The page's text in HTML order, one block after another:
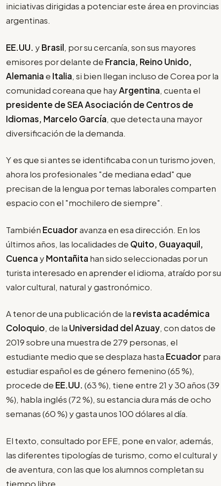
iniciativas dirigidas a potenciar este área en provincias
argentinas.
EE.UU. yBrasil, por su cercanía, son sus mayores
emisores por delante de Francia, Reino Unido,
Alemania e Italia, si bien llegan incluso de Corea por la
comunidad coreana que hayArgentina, cuenta el
presidente de SEA Asociación de Centros de
Idiomas, Marcelo García, que detecta una mayor
diversificación de la demanda.
Y es que si antes se identificaba con un turismo joven,
ahora los profesionales "de mediana edad" que
precisan de la lengua por temas laborales comparten
espacio con el "mochilero de siempre".
También Ecuadoravanza en esa dirección. En los
últimos años, las localidades de Quito, Guayaquil,
Cuenca yMontañita han sido seleccionadas por un
turista interesado en aprender el idioma, atraído por su
valor cultural, natural y gastronómico.
A tenor de una publicación de la revista académica
Coloquio, de la Universidad del Azuay, con datos de
2019 sobre una muestra de 279 personas, el
estudiante medio que se desplaza hasta Ecuador para
estudiar español es de género femenino (65 %),
procede de EE.UU. (63 %), tiene entre 21 y 30 años (39
%), habla inglés (72 %), su estancia dura más de ocho
semanas (60 %) y gasta unos 100 dólares al día.
El texto, consultado por EFE, pone en valor, además,
las diferentes tipologías de turismo, como el cultural y
de aventura, con las que los alumnos completan su
tiempo libre.